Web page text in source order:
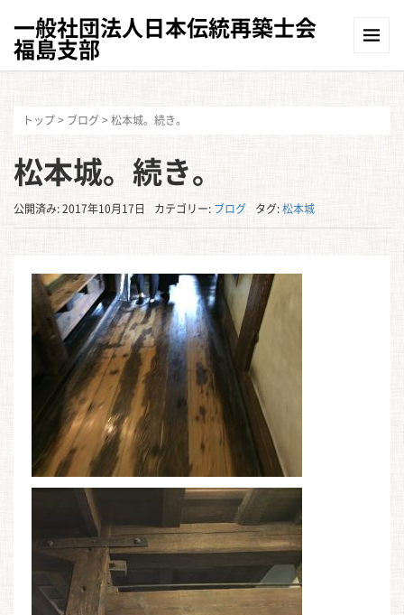
一般社団法人日本伝統再築士会
福島支部
トップ> ブログ> 松本城。続き。
松本城。続き。
公開済み: 2017年10月17日 カテゴリー: ブログ タグ:松本城